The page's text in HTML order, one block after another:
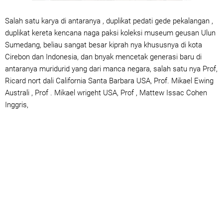
Salah satu karya di antaranya , duplikat pedati gede pekalangan ,
duplikat kereta kencana naga paksi koleksi museum geusan Ulun
Sumedang, beliau sangat besar kiprah nya khususnya di kota
Cirebon dan Indonesia, dan bnyak mencetak generasi baru di
antaranya muridurid yang dari manca negara, salah satu nya Prof,
Ricard nort dali California Santa Barbara USA, Prof. Mikael Ewing
Australi , Prof . Mikael wrigeht USA, Prof , Mattew Issac Cohen
Inggris,